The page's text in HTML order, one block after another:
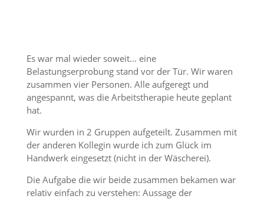
Es war mal wieder soweit… eine
Belastungserprobung stand vor der Tür. Wir waren
zusammen vier Personen. Alle aufgeregt und
angespannt, was die Arbeitstherapie heute geplant
hat.
Wir wurden in 2 Gruppen aufgeteilt. Zusammen mit
der anderen Kollegin wurde ich zum Glück im
Handwerk eingesetzt (nicht in der Wäscherei).
Die Aufgabe die wir beide zusammen bekamen war
relativ einfach zu verstehen: Aussage der